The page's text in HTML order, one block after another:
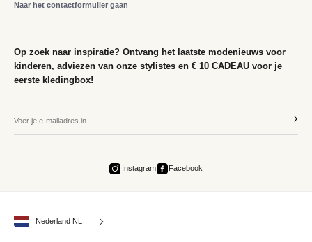
Naar het contactformulier gaan
Op zoek naar inspiratie? Ontvang het laatste modenieuws voor
kinderen, adviezen van onze stylistes en € 10 CADEAU voor je
eerste kledingbox!
Instagram Facebook
Nederland NL